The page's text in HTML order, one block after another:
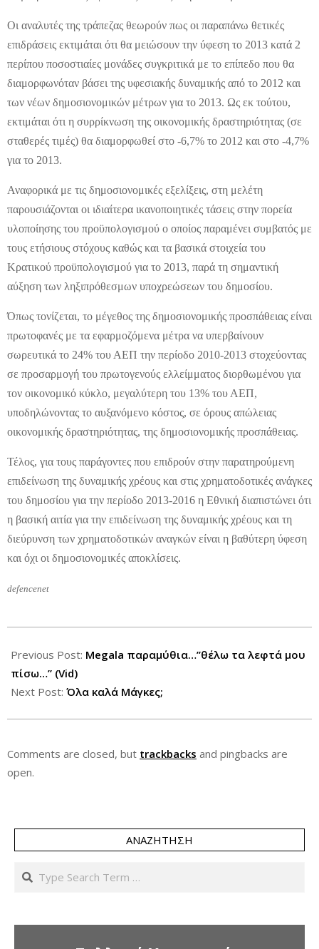
Οι αναλυτές της τράπεζας θεωρούν πως οι παραπάνω θετικές
επιδράσεις εκτιμάται ότι θα μειώσουν την ύφεση το 2013 κατά 2
περίπου ποσοστιαίες μονάδες συγκριτικά με το επίπεδο που θα
διαμορφωνόταν βάσει της υφεσιακής δυναμικής από το 2012 και
των νέων δημοσιονομικών μέτρων για το 2013. Ως εκ τούτου,
εκτιμάται ότι η συρρίκνωση της οικονομικής δραστηριότητας (σε
σταθερές τιμές) θα διαμορφωθεί στο -6,7% το 2012 και στο -4,7%
για το 2013.
Αναφορικά με τις δημοσιονομικές εξελίξεις, στη μελέτη
παρουσιάζονται οι ιδιαίτερα ικανοποιητικές τάσεις στην πορεία
υλοποίησης του προϋπολογισμού ο οποίος παραμένει συμβατός με
τους ετήσιους στόχους καθώς και τα βασικά στοιχεία του
Κρατικού προϋπολογισμού για το 2013, παρά τη σημαντική
αύξηση των ληξιπρόθεσμων υποχρεώσεων του δημοσίου.
Όπως τονίζεται, το μέγεθος της δημοσιονομικής προσπάθειας είναι
πρωτοφανές με τα εφαρμοζόμενα μέτρα να υπερβαίνουν
σωρευτικά το 24% του ΑΕΠ την περίοδο 2010-2013 στοχεύοντας
σε προσαρμογή του πρωτογενούς ελλείμματος διορθωμένου για
τον οικονομικό κύκλο, μεγαλύτερη του 13% του ΑΕΠ,
υποδηλώνοντας το αυξανόμενο κόστος, σε όρους απώλειας
οικονομικής δραστηριότητας, της δημοσιονομικής προσπάθειας.
Τέλος, για τους παράγοντες που επιδρούν στην παρατηρούμενη
επιδείνωση της δυναμικής χρέους και στις χρηματοδοτικές ανάγκες
του δημοσίου για την περίοδο 2013-2016 η Εθνική διαπιστώνει ότι
η βασική αιτία για την επιδείνωση της δυναμικής χρέους και τη
διεύρυνση των χρηματοδοτικών αναγκών είναι η βαθύτερη ύφεση
και όχι οι δημοσιονομικές αποκλίσεις.
defencenet
11-
22
Previous Post: Megala παραμύθια…”θέλω τα λεφτά μου
πίσω…” (Vid)
Next Post: Όλα καλά Μάγκες;
Comments are closed, but trackbacks and pingbacks are
open.
ΑΝΑΖΉΤΗΣΗ
Search